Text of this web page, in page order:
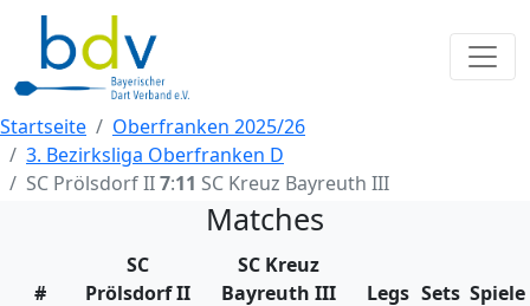
Startseite
Oberfranken 2025/26
3. Bezirksliga Oberfranken D
SC Prölsdorf II7:11 SC Kreuz Bayreuth III
Matches
#
SC
Prölsdorf II
SC Kreuz
Bayreuth III
Legs Sets Spiele